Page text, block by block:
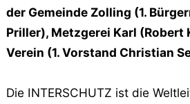
der Gemeinde Zolling (1.
Priller), Metzgerei Karl (Robert
Verein (1. Vorstand Christian
Die INTERSCHUTZ ist die